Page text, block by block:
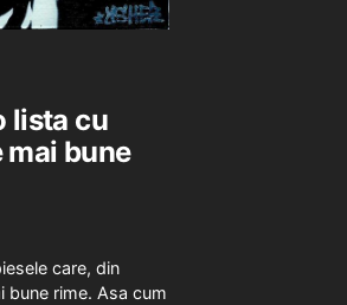
lista cu
mai bune
care, din
bune rime. Asa cum